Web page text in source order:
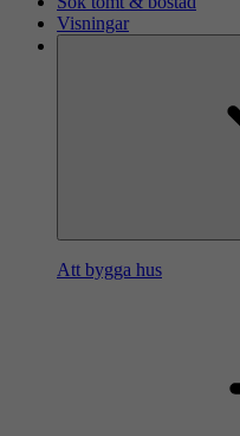
Visningar
Att bygga hus